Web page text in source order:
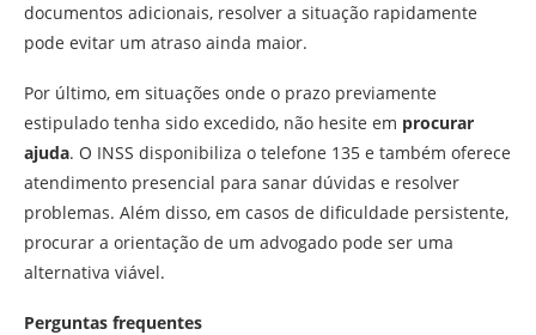
documentos adicionais, resolver a situação rapidamente
pode evitar um atraso ainda maior.
Por último, em situações onde o prazo previamente
estipulado tenha sido excedido, não hesite em procurar
ajuda. O INSS disponibiliza o telefone 135 e também oferece
atendimento presencial para sanar dúvidas e resolver
problemas. Além disso, em casos de dificuldade persistente,
procurar a orientação de um advogado pode ser uma
alternativa viável.
Perguntas frequentes